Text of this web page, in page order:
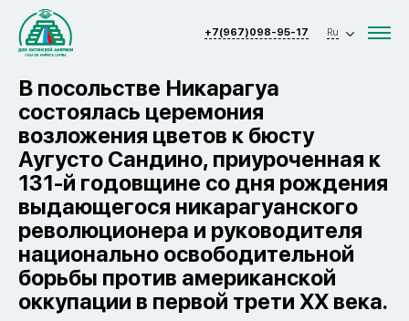
+7(967)098-95-17 Ru
В посольстве Никарагуа
состоялась церемония
возложения цветов к бюсту
Аугусто Сандино, приуроченная к
131-й годовщине со дня рождения
выдающегося никарагуанского
революционера и руководителя
национально освободительной
борьбы против американской
оккупации в первой трети XX века.